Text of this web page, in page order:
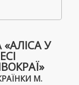
У
М.